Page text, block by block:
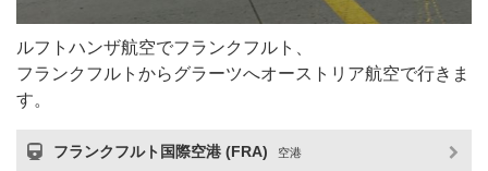
ルフトハンザ航空でフランクフルト、
フランクフルトからグラーツへオーストリア航空で行きま
す。
フランクフルト国際空港 (FRA) 空港